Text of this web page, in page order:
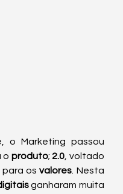
o Marketing passou
o produto; 2.0 , voltado
para os valores . Nesta
ganharam muita